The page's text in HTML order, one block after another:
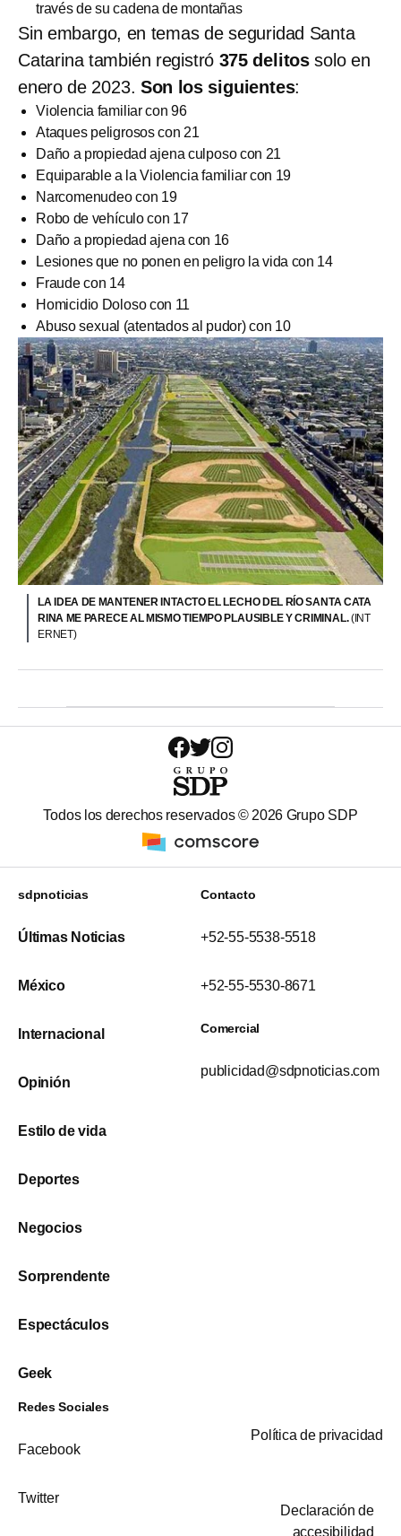
través de su cadena de montañas
Sin embargo, en temas de seguridad Santa
Catarina también registró 375 delitos solo en
enero de 2023. Son los siguientes:
Violencia familiar con 96
Ataques peligrosos con 21
Daño a propiedad ajena culposo con 21
Equiparable a la Violencia familiar con 19
Narcomenudeo con 19
Robo de vehículo con 17
Daño a propiedad ajena con 16
Lesiones que no ponen en peligro la vida con 14
Fraude con 14
Homicidio Doloso con 11
Abuso sexual (atentados al pudor) con 10
LA IDEA DE MANTENER INTACTO EL LECHO DEL RÍO SANTA CATA
RINA ME PARECE AL MISMO TIEMPO PLAUSIBLE Y CRIMINAL.(INT
ERNET)
Todos los derechos reservados © 2026 Grupo SDP
sdpnoticias
Últimas Noticias
México
Internacional
Opinión
Estilo de vida
Deportes
Negocios
Sorprendente
Espectáculos
Geek
Contacto
+52-55-5538-5518
+52-55-5530-8671
Comercial
publicidad@sdpnoticias.com
Redes Sociales
Facebook
Twitter
Política de privacidad
Declaración de
accesibilidad